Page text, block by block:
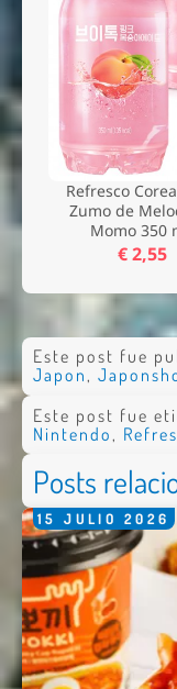
Refresco
Zumo de
Momo 350
€ 2,55
Este post fue
Japon,
Este post fue
Nintendo ,
Posts
15 JULIO 2026